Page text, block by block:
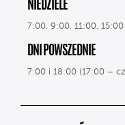
NIEDZIELE
7:00, 9:00, 11:00, 15:00
DNI POWSZEDNIE
7:00 i 18:00 (17:00 –